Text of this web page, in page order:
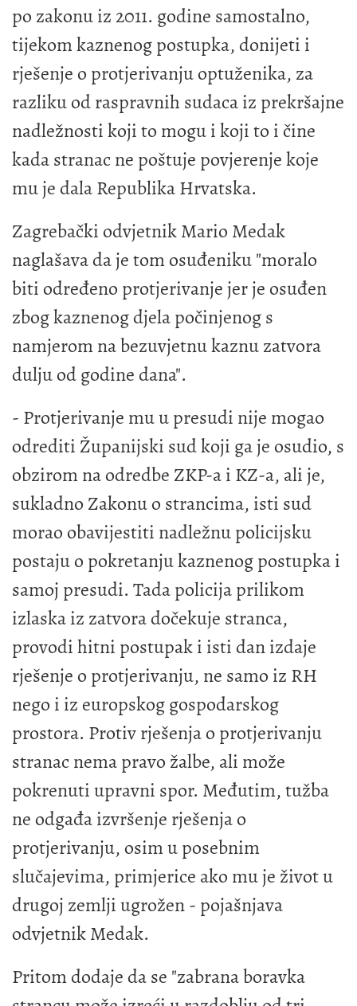
po zakonu iz 2011. godine samostalno,
tijekom kaznenog postupka, donijeti i
rješenje o protjerivanju optuženika, za
razliku od raspravnih sudaca iz prekršajne
nadležnosti koji to mogu i koji to i čine
kada stranac ne poštuje povjerenje koje
mu je dala Republika Hrvatska.
Zagrebački odvjetnik Mario Medak
naglašava da je tom osuđeniku "moralo
biti određeno protjerivanje jer je osuđen
zbog kaznenog djela počinjenog s
namjerom na bezuvjetnu kaznu zatvora
dulju od godine dana".
- Protjerivanje mu u presudi nije mogao
odrediti Županijski sud koji ga je osudio, s
obzirom na odredbe ZKP-a i KZ-a, ali je,
sukladno Zakonu o strancima, isti sud
morao obavijestiti nadležnu policijsku
postaju o pokretanju kaznenog postupka i
samoj presudi. Tada policija prilikom
izlaska iz zatvora dočekuje stranca,
provodi hitni postupak i isti dan izdaje
rješenje o protjerivanju, ne samo iz RH
nego i iz europskog gospodarskog
prostora. Protiv rješenja o protjerivanju
stranac nema pravo žalbe, ali može
pokrenuti upravni spor. Međutim, tužba
ne odgađa izvršenje rješenja o
protjerivanju, osim u posebnim
slučajevima, primjerice ako mu je život u
drugoj zemlji ugrožen - pojašnjava
odvjetnik Medak.
Pritom dodaje da se "zabrana boravka